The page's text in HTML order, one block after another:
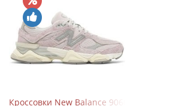
Кроссовки New Balance 9060 December Sky